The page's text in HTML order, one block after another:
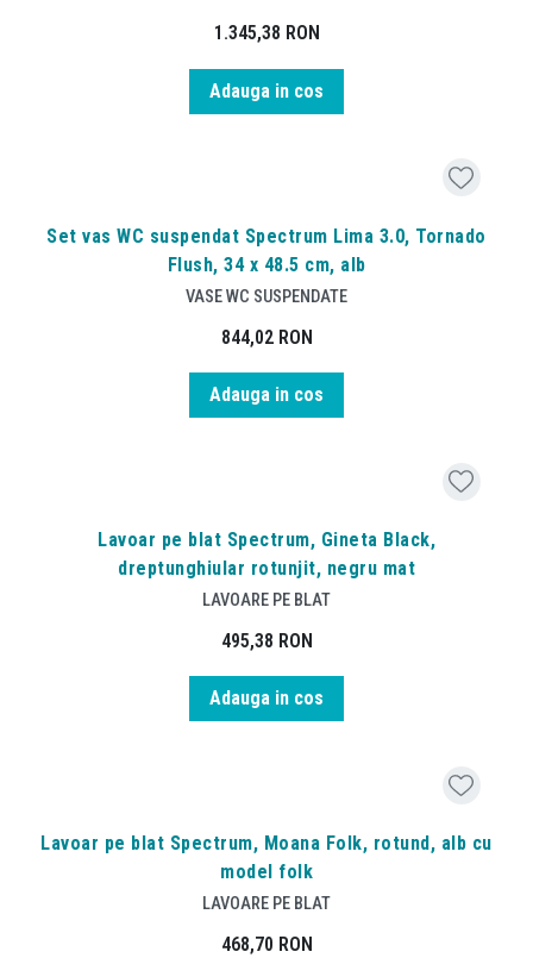
1.345,38 RON
Adauga in cos
Set vas WC suspendat Spectrum Lima 3.0, Tornado
Flush, 34 x 48.5 cm, alb
VASE WC SUSPENDATE
844,02 RON
Adauga in cos
Lavoar pe blat Spectrum, Gineta Black,
dreptunghiular rotunjit, negru mat
LAVOARE PE BLAT
495,38 RON
Adauga in cos
Lavoar pe blat Spectrum, Moana Folk, rotund, alb cu
model folk
LAVOARE PE BLAT
468,70 RON